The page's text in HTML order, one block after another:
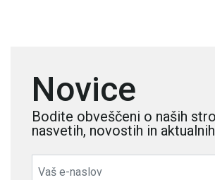
Novice
Bodite obveščeni o naših
nasvetih, novostih in